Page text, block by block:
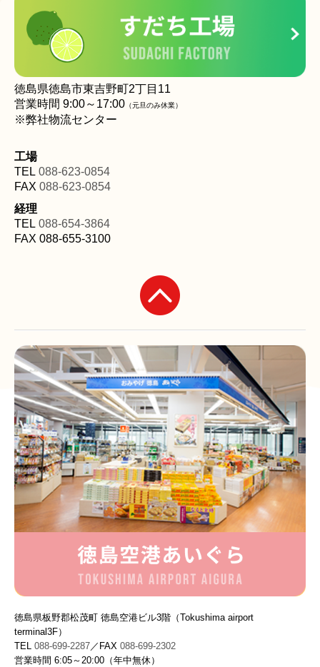
徳島県徳島市東吉野町2丁目11
営業時間 9:00～17:00 （元旦のみ休業）
※弊社物流センター
工場
TEL 088-623-0854
FAX 088-623-0854
経理
TEL 088-654-3864
FAX 088-655-3100
徳島県板野郡松茂町 徳島空港ビル3階（Tokushima airport
terminal3F）
TEL 088-699-2287 ／FAX 088-699-2302
営業時間 6:05～20:00（年中無休）